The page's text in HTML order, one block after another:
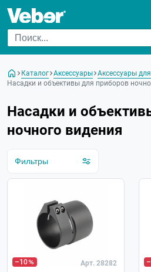
Каталог Аксессуары Аксессуары
Насадки и объективы для приборов
Насадки и
ночного видения
Цена
От
До
Бренд
Фильтры
–10 Арт. 28282